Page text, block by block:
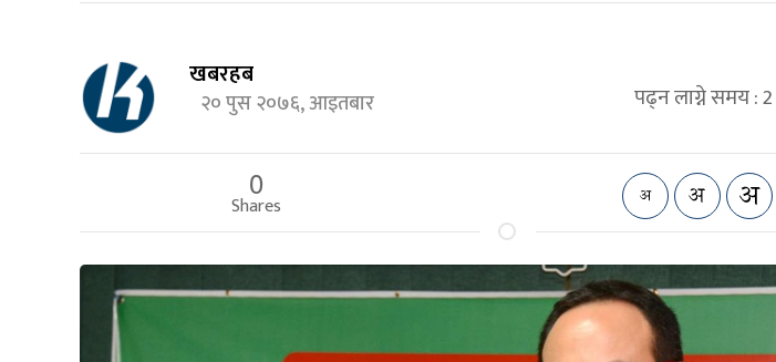
खबरहब
२० पुस २०७६, आइतबार पढ्न लाग्ने समय :2
0
Shares